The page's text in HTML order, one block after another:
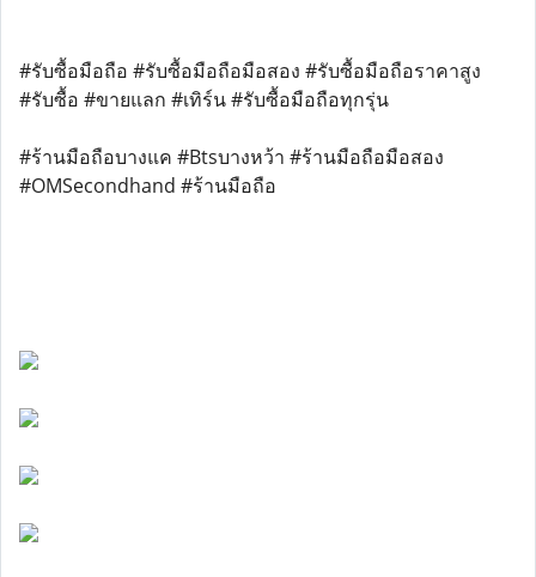
#รับซื้อมือถือ #รับซื้อมือถือมือสอง #รับซื้อมือถือราคาสูง
#รับซื้อ #ขายแลก #เทิร์น #รับซื้อมือถือทุกรุ่น
#ร้านมือถือบางแค #Btsบางหว้า #ร้านมือถือมือสอง
#OMSecondhand #ร้านมือถือ